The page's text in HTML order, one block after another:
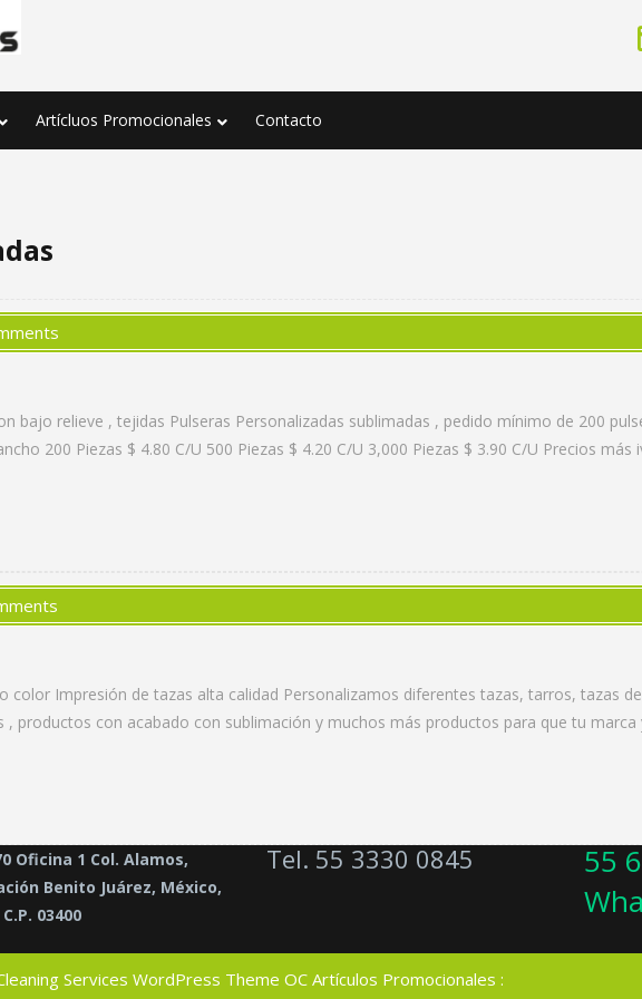
Artícluos Promocionales Contacto
bajo relieve , tejidas Pulseras Personalizadas sublimadas , pedido mínimo de 200
200 Piezas $ 4.80 C/U 500 Piezas $ 4.20 C/U 3,000 Piezas $ 3.90 C/U Precios más
color Impresión de tazas alta calidad Personalizamos diferentes tazas, tarros, tazas
productos con acabado con sublimación y muchos más productos para que tu marca
Oficina 1 Col. Alamos,
Benito Juárez, México,
03400
Tel. 55 3330 0845
55
Services WordPress Theme OC Artículos Promocionales :